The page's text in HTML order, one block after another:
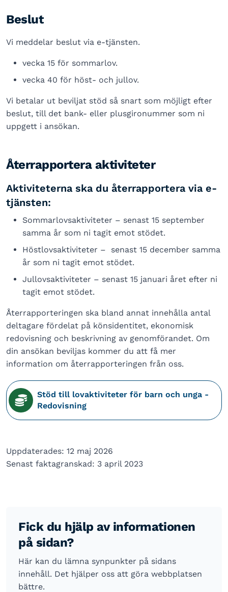
Beslut
Vi meddelar beslut via e-tjänsten.
vecka 15 för sommarlov.
vecka 40 för höst- och jullov.
Vi betalar ut beviljat stöd så snart som möjligt efter
beslut, till det bank- eller plusgironummer som ni
uppgett i ansökan.
Återrapportera aktiviteter
Aktiviteterna ska du återrapportera via e-
tjänsten:
Sommarlovsaktiviteter – senast 15 september
samma år som ni tagit emot stödet.
Höstlovsaktiviteter – senast 15 december samma
år som ni tagit emot stödet.
Jullovsaktiviteter – senast 15 januari året efter ni
tagit emot stödet.
Återrapporteringen ska bland annat innehålla antal
deltagare fördelat på könsidentitet, ekonomisk
redovisning och beskrivning av genomförandet. Om
din ansökan beviljas kommer du att få mer
information om återrapporteringen från oss.
Stöd till lovaktiviteter för barn och unga -
Redovisning
Uppdaterades: 12 maj 2026
Senast faktagranskad: 3 april 2023
Fick du hjälp av informationen
på sidan?
Här kan du lämna synpunkter på sidans
innehåll. Det hjälper oss att göra webbplatsen
bättre.